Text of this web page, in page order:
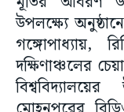
উপলক্ষ্যে
গঙ্গোপাধ্যায়,
দক্ষিণাঞ্চলের